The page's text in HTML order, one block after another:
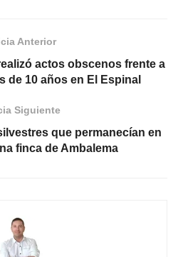
Anterior
actos obscenos frente a
de 10 años en El Espinal
Siguiente
que permanecían en
finca de Ambalema